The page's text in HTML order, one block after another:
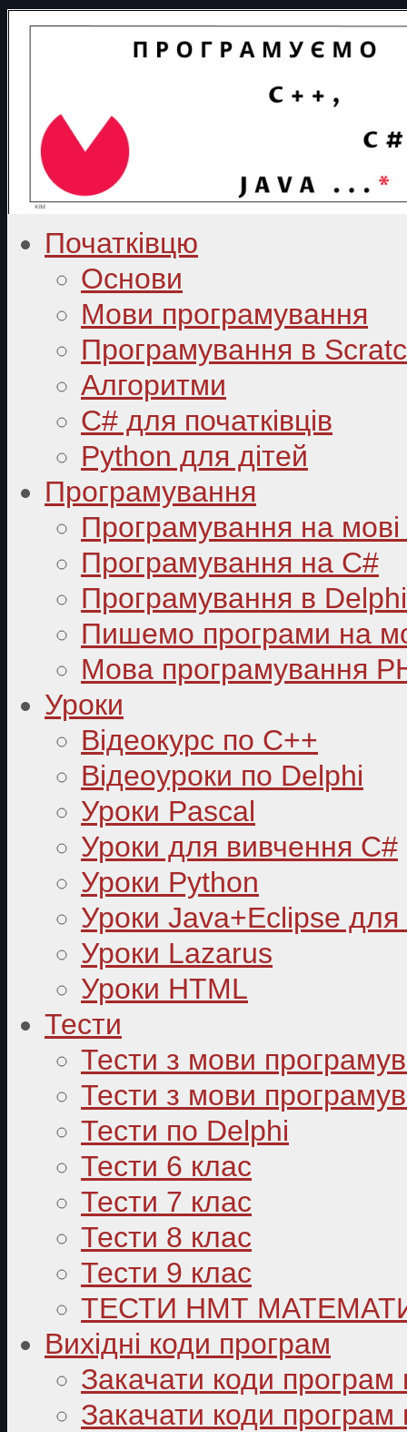
Початківцю
Основи
Мови програмування
Програмування в
Алгоритми
C# для початківців
Python для дітей
Програмування
Програмування на
Програмування на C#
Програмування в Delphi
Пишемо програми на
Мова програмування
Уроки
Відеокурс по С++
Відеоуроки по Delphi
Уроки Pascal
Уроки для вивчення C#
Уроки Python
Уроки Java+Eclipse
Уроки Lazarus
Уроки HTML
Тести
Тести з мови
Тести з мови
Тести по Delphi
Тести 6 клас
Тести 7 клас
Тести 8 клас
Тести 9 клас
ТЕСТИ НМТ
Вихідні коди програм
Закачати коди програм
Закачати коди програм